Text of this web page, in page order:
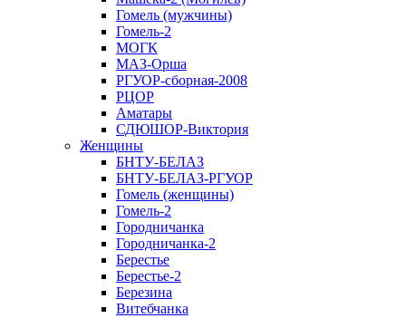
Гомель (мужчины)
Гомель-2
МОГК
МАЗ-Орша
РГУОР-сборная-2008
РЦОР
Аматары
СДЮШОР-Виктория
Женщины
БНТУ-БЕЛАЗ
БНТУ-БЕЛАЗ-РГУОР
Гомель (женщины)
Гомель-2
Городничанка
Городничанка-2
Берестье
Берестье-2
Березина
Витебчанка